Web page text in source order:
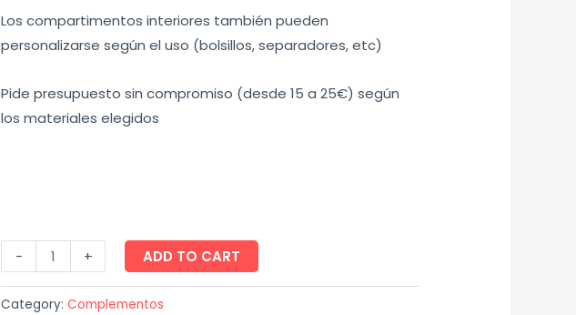
Los compartimentos interiores también pueden
personalizarse según el uso (bolsillos, separadores, etc)
Pide presupuesto sin compromiso (desde 15 a 25€) según
los materiales elegidos
- + ADD TO CART
Category: Complementos